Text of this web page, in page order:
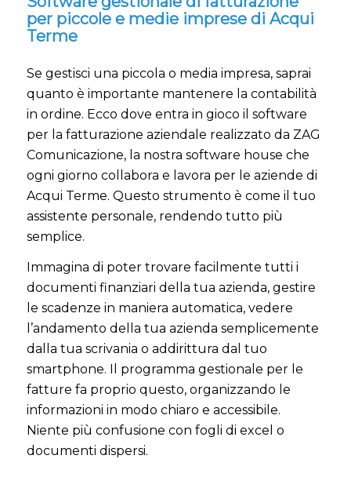
per piccole e medie imprese di Acqui
Terme
Se gestisci una piccola o media impresa, saprai
quanto è importante mantenere la contabilità
in ordine. Ecco dove entra in gioco il software
per la fatturazione aziendale realizzato da ZAG
Comunicazione, la nostra software house che
ogni giorno collabora e lavora per le aziende di
Acqui Terme. Questo strumento è come il tuo
assistente personale, rendendo tutto più
semplice.
Immagina di poter trovare facilmente tutti i
documenti finanziari della tua azienda, gestire
le scadenze in maniera automatica, vedere
l’andamento della tua azienda semplicemente
dalla tua scrivania o addirittura dal tuo
smartphone. Il programma gestionale per le
fatture fa proprio questo, organizzando le
informazioni in modo chiaro e accessibile.
Niente più confusione con fogli di excel o
documenti dispersi.